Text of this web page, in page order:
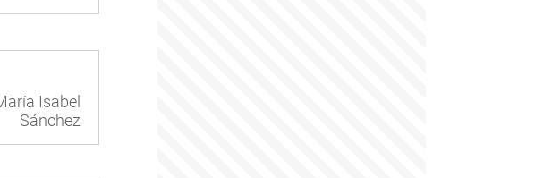
Isabel
Sánchez